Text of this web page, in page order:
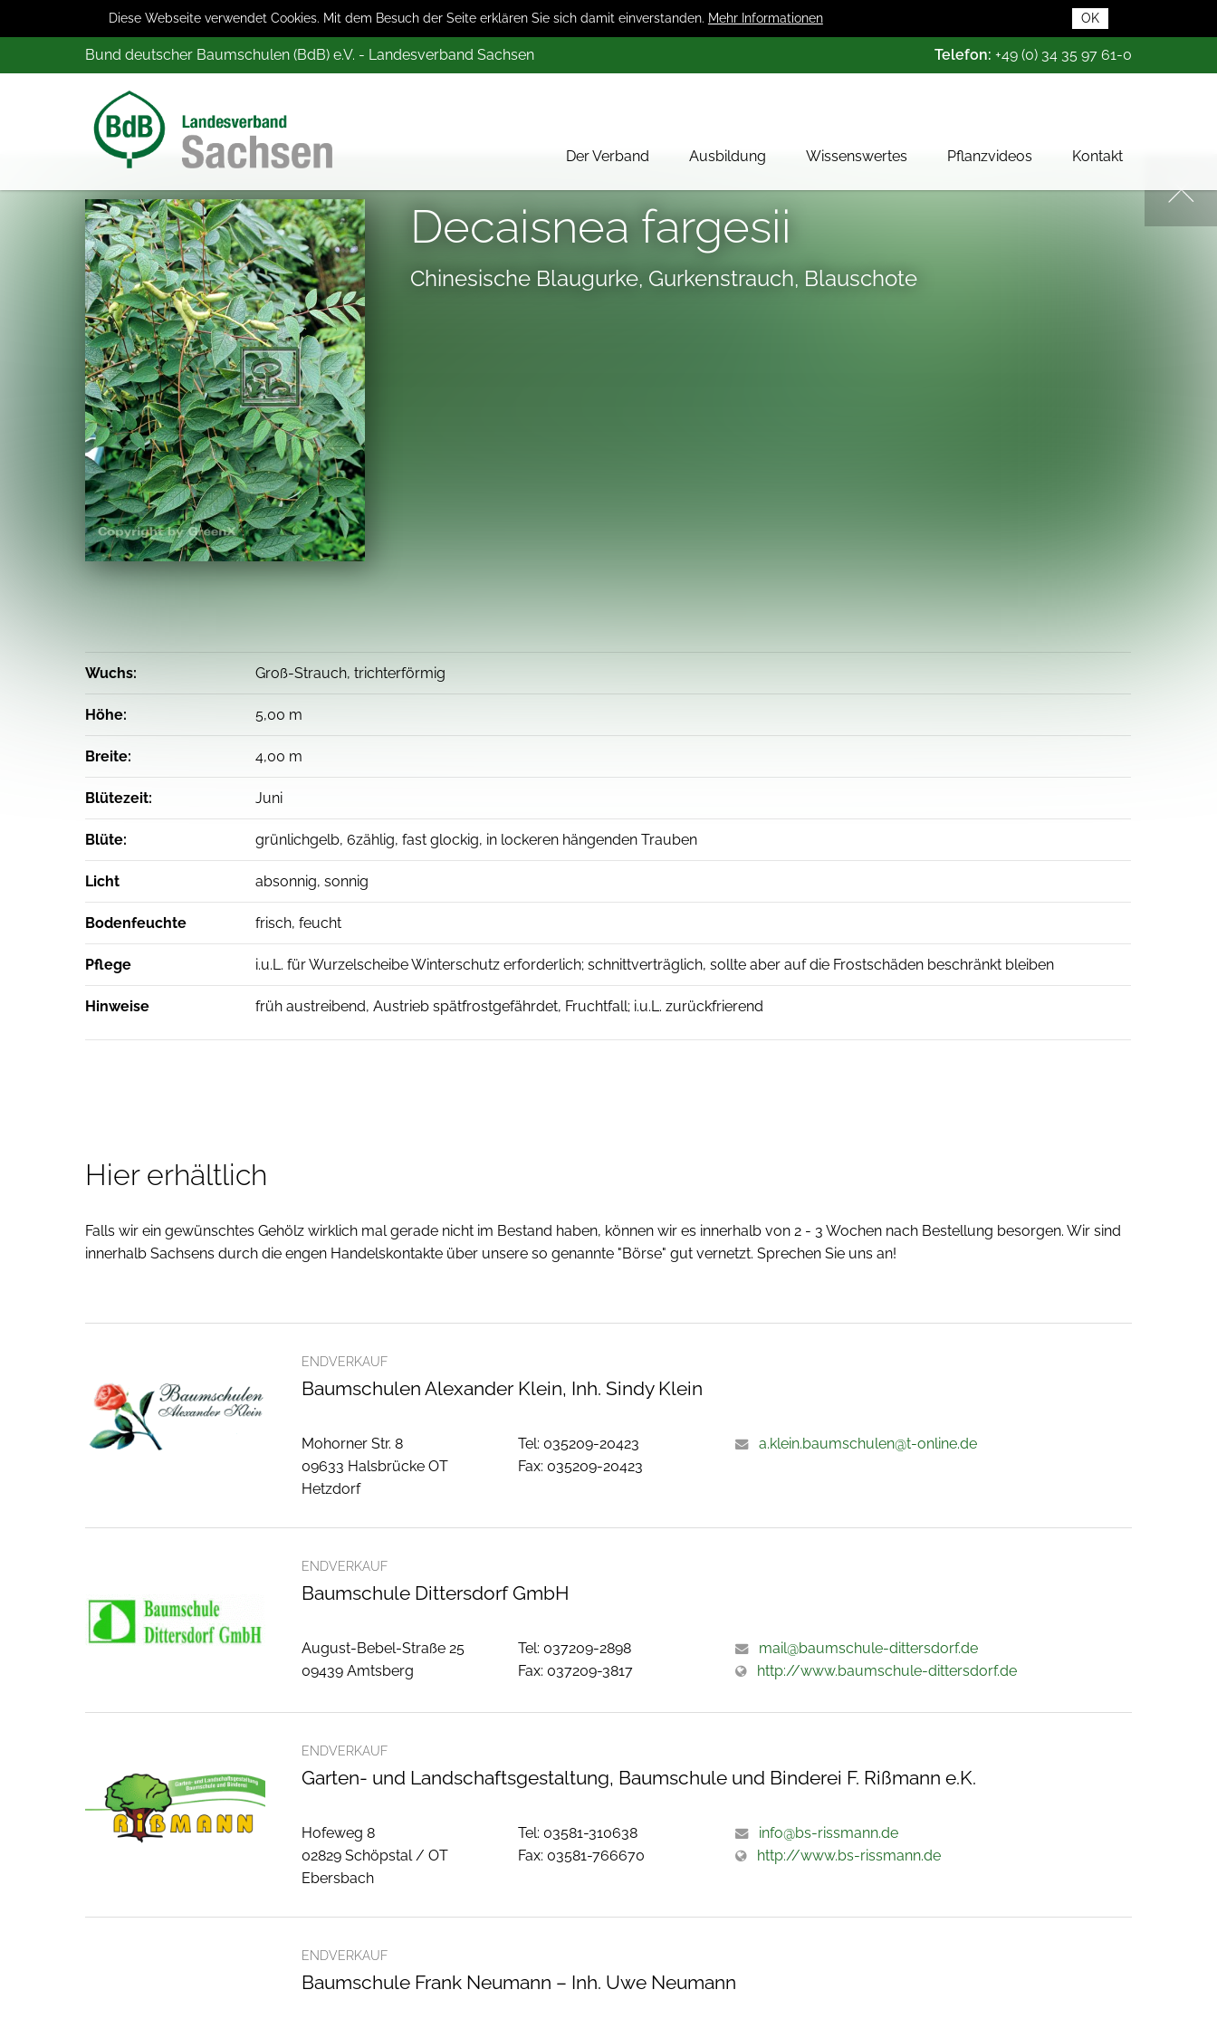
OK
Diese Webseite verwendet Cookies. Mit dem Besuch der Seite erklären Sie sich damit einverstanden. Mehr Informationen
Bund deutscher Baumschulen (BdB) e.V. - Landesverband Sachsen Telefon: +49 (0) 34 35 97 61-0
Der Verband
Über uns
Mitglieder
Werbung
Ausbildung Wissenswertes
Pflanzendatenbank
Das Baumschul-ABC
Pflanzvideos Kontakt
Decaisnea fargesii
Chinesische Blaugurke, Gurkenstrauch, Blauschote
Wuchs: Groß-Strauch, trichterförmig
Höhe: 5,00 m
Breite: 4,00 m
Blütezeit: Juni
Blüte: grünlichgelb, 6zählig, fast glockig, in lockeren hängenden Trauben
Licht absonnig, sonnig
Bodenfeuchte frisch, feucht
Pflege i.u.L. für Wurzelscheibe Winterschutz erforderlich; schnittverträglich, sollte aber auf die Frostschäden beschränkt bleiben
Hinweise früh austreibend, Austrieb spätfrostgefährdet, Fruchtfall; i.u.L. zurückfrierend
Hier erhältlich
Falls wir ein gewünschtes Gehölz wirklich mal gerade nicht im Bestand haben, können wir es innerhalb von 2 - 3 Wochen nach Bestellung besorgen. Wir sind
innerhalb Sachsens durch die engen Handelskontakte über unsere so genannte "Börse" gut vernetzt. Sprechen Sie uns an!
ENDVERKAUF
Baumschulen Alexander Klein, Inh. Sindy Klein
Mohorner Str. 8
09633 Halsbrücke OT
Hetzdorf
Tel: 035209-20423
Fax: 035209-20423
a.klein.baumschulen@t-online.de
ENDVERKAUF
Baumschule Dittersdorf GmbH
August-Bebel-Straße 25
09439 Amtsberg
Tel: 037209-2898
Fax: 037209-3817
mail@baumschule-dittersdorf.de
http://www.baumschule-dittersdorf.de
ENDVERKAUF
Garten- und Landschaftsgestaltung, Baumschule und Binderei F. Rißmann e.K.
Hofeweg 8
02829 Schöpstal / OT
Ebersbach
Tel: 03581-310638
Fax: 03581-766670
info@bs-rissmann.de
http://www.bs-rissmann.de
ENDVERKAUF
Baumschule Frank Neumann – Inh. Uwe Neumann